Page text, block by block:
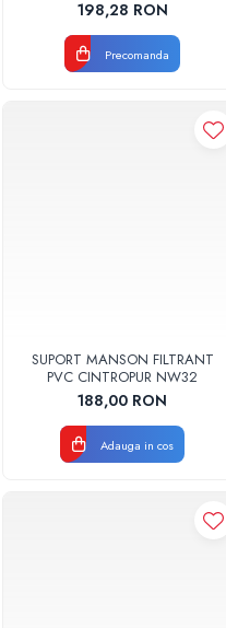
198,28 RON
Precomanda
SUPORT MANSON FILTRANT
PVC CINTROPUR NW32
188,00 RON
Adauga in cos